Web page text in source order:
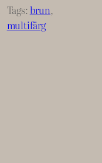
Tags: brun
multifärg